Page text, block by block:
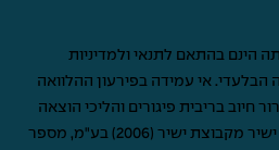
הינם בהתאם לתנאי ולמדיניות
אי עמידה בפירעון ההלוואה
חיוב בריבית פיגורים והליכי הוצאה
לפועל. הגורם המממן: מימון ישיר מקבוצת ישיר (2006) בע"מ, מספר